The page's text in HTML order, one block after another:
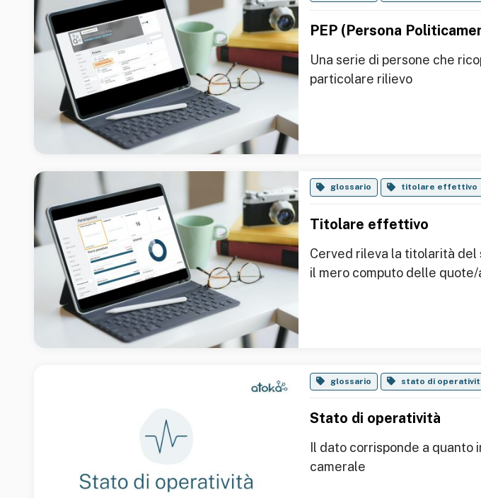
PEP (Persona
Una serie di persone che
particolare rilievo
glossario titolare effettivo
Titolare effettivo
Cerved rileva la titolarità
il mero computo delle
glossario stato di
Stato di operatività
Il dato corrisponde a
camerale